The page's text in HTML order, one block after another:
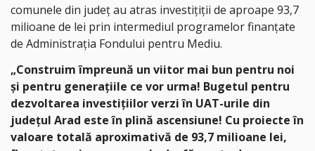
comunele din județ au atras investițiții de aproape 93,7
milioane de lei prin intermediul programelor finanțate
de Administrația Fondului pentru Mediu.
„Construim împreună un viitor mai bun pentru noi
și pentru generațiile ce vor urma! Bugetul pentru
dezvoltarea investiţiilor verzi în UAT-urile din
județul Arad este în plină ascensiune! Cu proiecte în
valoare totală aproximativă de 93,7 milioane lei,